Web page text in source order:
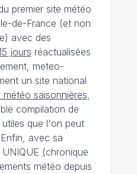
premier site météo
de-France (et non
avec des
jours réactualisées
meteo-
un site national
saisonnières,
compilation de
que l'on peut
avec sa
(chronique
météo depuis